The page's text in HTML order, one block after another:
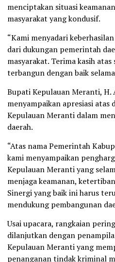
menciptakan situasi
masyarakat yang kondusif.
“Kami menyadari
dari dukungan pemerintah
masyarakat. Terima kasih
terbangun dengan baik
Bupati Kepulauan Meranti, H.
menyampaikan apresiasi atas
Kepulauan Meranti dalam
daerah.
“Atas nama Pemerintah
kami menyampaikan
Kepulauan Meranti yang
menjaga keamanan,
Sinergi yang baik ini harus
mendukung pembangunan
Usai upacara, rangkaian
dilanjutkan dengan
Kepulauan Meranti yang
penanganan tindak kriminal